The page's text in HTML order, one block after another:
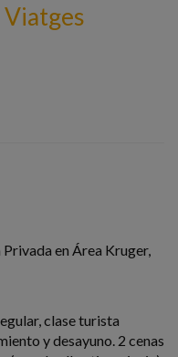
Viatges
en Área Kruger,
clase turista
y desayuno. 2 cenas